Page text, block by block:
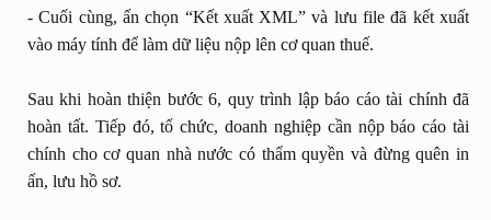
- Cuối cùng, ấn chọn “Kết xuất XML” và lưu file đã kết xuất
vào máy tính để làm dữ liệu nộp lên cơ quan thuế.
Sau khi hoàn thiện bước 6, quy trình lập báo cáo tài chính đã
hoàn tất. Tiếp đó, tổ chức, doanh nghiệp cần nộp báo cáo tài
chính cho cơ quan nhà nước có thẩm quyền và đừng quên in
ấn, lưu hồ sơ.